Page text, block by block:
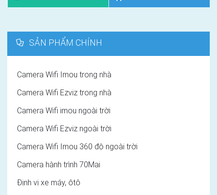
SẢN PHẨM CHÍNH
Camera Wifi Imou trong nhà
Camera Wifi Ezviz trong nhà
Camera Wifi imou ngoài trời
Camera Wifi Ezviz ngoài trời
Camera Wifi Imou 360 độ ngoài trời
Camera hành trình 70Mai
Định vị xe máy, ôtô